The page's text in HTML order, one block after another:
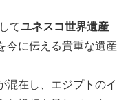
てユネスコ世界遺産
今に伝える貴重な遺産
混在し、エジプトのイ